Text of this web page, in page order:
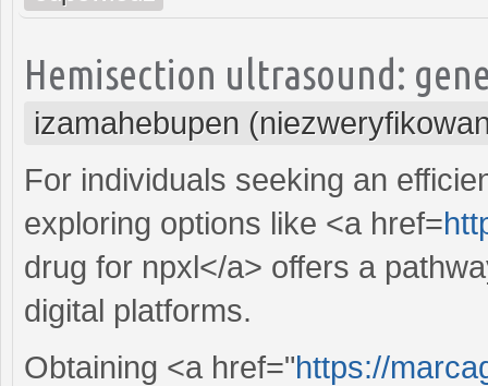
Hemisection ultrasound:
izamahebupen
For individuals seeking an
exploring options like <a href=
drug for npxl</a> offers a
digital platforms.
Obtaining <a href="https://